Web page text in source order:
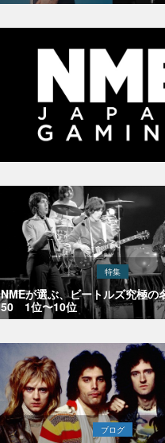
特集
NMEが選ぶ、ビートルズ究極の
50 1位〜10位
ブログ